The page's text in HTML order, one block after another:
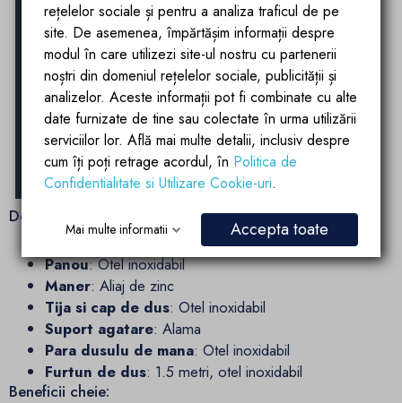
Detalii componente:
: Alama pentru rezistenta superioara
Panou: Otel inoxidabil
Maner: Aliaj de zinc
Tija si cap de dus: Otel inoxidabil
Suport agatare: Alama
Para dusulu de mana: Otel inoxidabil
Furtun de dus: 1.5 metri, otel inoxidabil
Beneficii cheie:
rețelelor sociale și pentru a analiza traficul de pe
site. De asemenea, împărtășim informații despre
modul în care utilizezi site-ul nostru cu partenerii
noștri din domeniul rețelelor sociale, publicității și
analizelor. Aceste informații pot fi combinate cu alte
date furnizate de tine sau colectate în urma utilizării
serviciilor lor. Află mai multe detalii, inclusiv despre
cum îți poți retrage acordul, în Politica de
Confidentialitate si Utilizare Cookie-uri.
Mai multe informatii Accepta toate